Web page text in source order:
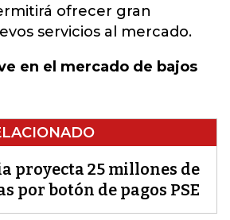
ofrecer gran
servicios al mercado.
en el mercado de bajos
proyecta 25 millones de
por botón de pagos PSE